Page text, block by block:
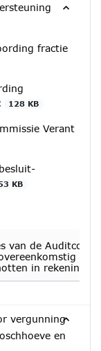
fractie
128 KB
Verant
KB
van de
in rekening
vergunning
en